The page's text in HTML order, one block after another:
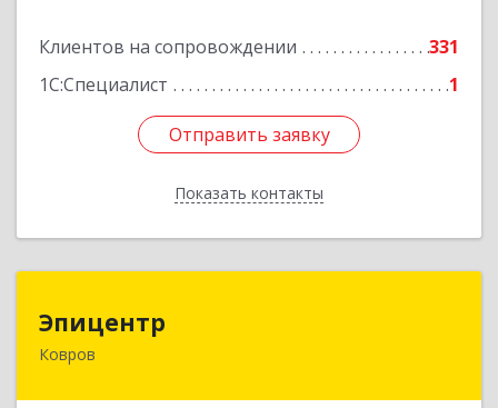
Клиентов на сопровождении
331
1С:Специалист
1
Отправить заявку
Показать контакты
Отправить заявку
Назад
Эпицентр
Ковров
601900, Владимирская обл, Ковров г, Барсукова